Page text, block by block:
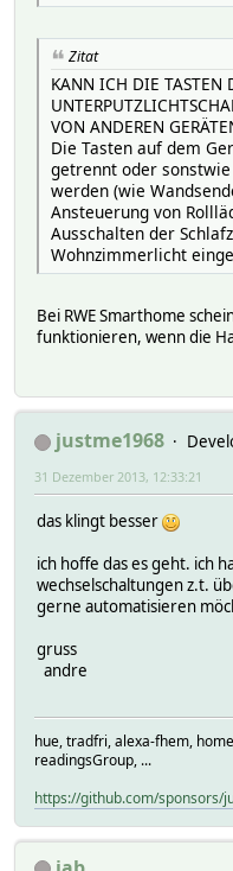
Zitat
KANN ICH DIE TASTEN
VON ANDEREN
Die Tasten auf dem
getrennt oder
werden (wie
Ansteuerung von
Ausschalten der
Wohnzimmerlicht
Bei RWE Smarthome
funktionieren, wenn die
justme1968
31 Dezember 2013, 12:33:21
das klingt besser
ich hoffe das es geht. ich
wechselschaltungen z.t.
gerne automatisieren
gruss
andre
hue, tradfri, alexa-fhem,
readingsGroup, ...
https://github.com/sponsors/